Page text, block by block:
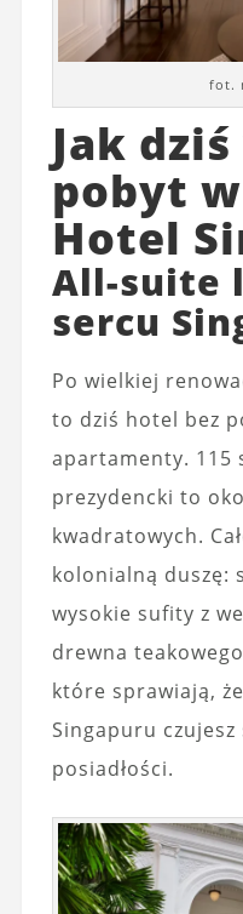
fot.
Jak
pobyt
Hotel
All-suite
sercu
Po wielkiej
to dziś hotel bez
apartamenty. 115
prezydencki to
kwadratowych.
kolonialną duszę:
wysokie sufity z
drewna
które sprawiają,
Singapuru czujesz
posiadłości.